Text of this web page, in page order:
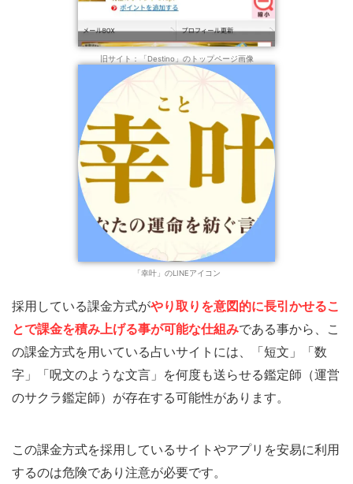
旧サイト：「Destino」のトップページ画像
「幸叶」のLINEアイコン
採用している課金方式がやり取りを意図的に長引かせるこ
とで課金を積み上げる事が可能な仕組みである事から、こ
の課金方式を用いている占いサイトには、「短文」「数
字」「呪文のような文言」を何度も送らせる鑑定師（運営
のサクラ鑑定師）が存在する可能性があります。
この課金方式を採用しているサイトやアプリを安易に利用
するのは危険であり注意が必要です。